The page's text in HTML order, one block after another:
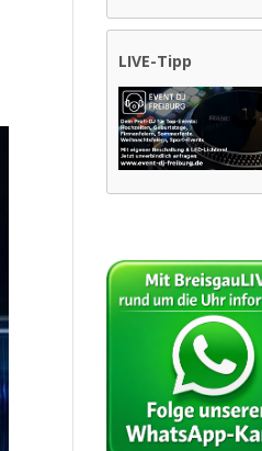
LIVE-Tipp